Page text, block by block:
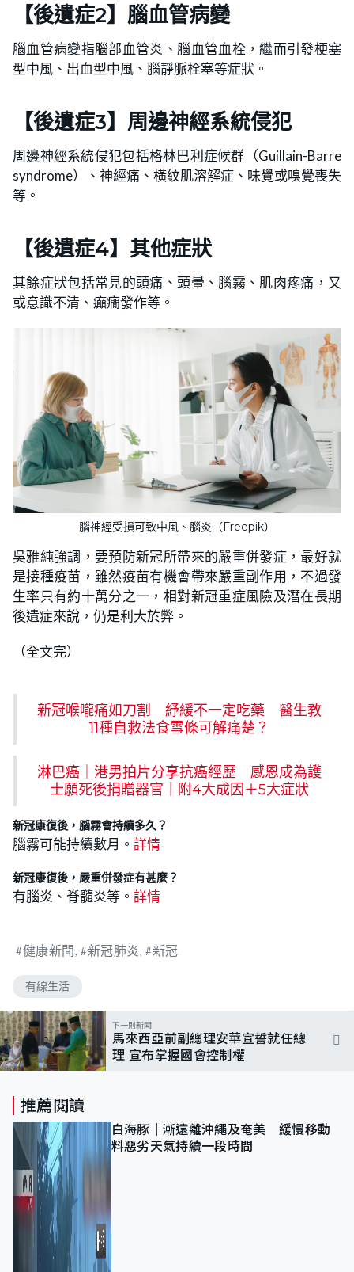
【後遺症2】 腦血管病變
腦血管病變指腦部血管炎、腦血管血栓，繼而引發梗塞
型中風、出血型中風、腦靜脈栓塞等症狀。
【後遺症3】 周邊神經系統侵犯
周邊神經系統侵犯包括格林巴利症候群（Guillain-Barre
syndrome）、神經痛、橫紋肌溶解症、味覺或嗅覺喪失
等。
【後遺症4】 其他症狀
其餘症狀包括常見的頭痛、頭暈、腦霧、肌肉疼痛，又
或意識不清、癲癇發作等。
腦神經受損可致中風、腦炎（Freepik）
吳雅純強調，要預防新冠所帶來的嚴重併發症，最好就
是接種疫苗，雖然疫苗有機會帶來嚴重副作用，不過發
生率只有約十萬分之一，相對新冠重症風險及潛在長期
後遺症來說，仍是利大於弊。
（全文完）
新冠喉嚨痛如刀割 紓緩不一定吃藥 醫生教
11種自救法食雪條可解痛楚？
淋巴癌｜港男拍片分享抗癌經歷 感恩成為護
士願死後捐贈器官｜附4大成因＋5大症狀
新冠康復後，腦霧會持續多久？
腦霧可能持續數月。 詳情
新冠康復後，嚴重併發症有甚麼？
有腦炎、脊髓炎等。 詳情
健康新聞 新冠肺炎 新冠
有線生活
下一則新聞
馬來西亞前副總理安華宣誓就任總
理 宣布掌握國會控制權
推薦閱讀
白海豚｜漸遠離沖繩及奄美 緩慢移動
料惡劣天氣持續一段時間